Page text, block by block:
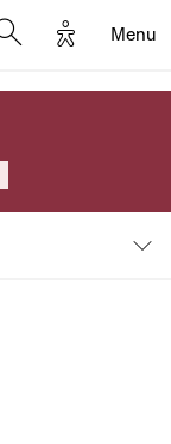
Options
Menu